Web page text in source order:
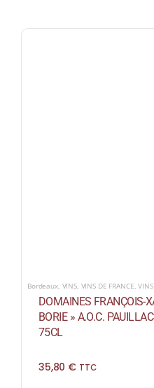
Bordeaux, VINS, VINS DE FRANCE,
DOMAINES FRANÇOIS-
BORIE » A.O.C.
75CL
35,80 € TTC